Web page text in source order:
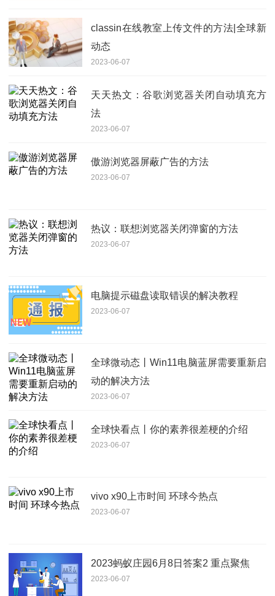
classin在线教室上传文件的方法|全球新
动态
2023-06-07
天天热文：谷歌浏览器关闭自动填充方
法
2023-06-07
傲游浏览器屏蔽广告的方法
2023-06-07
热议：联想浏览器关闭弹窗的方法
2023-06-07
电脑提示磁盘读取错误的解决教程
2023-06-07
全球微动态丨Win11电脑蓝屏需要重新启
动的解决方法
2023-06-07
全球快看点丨你的素养很差梗的介绍
2023-06-07
vivo x90上市时间 环球今热点
2023-06-07
2023蚂蚁庄园6月8日答案2 重点聚焦
2023-06-07